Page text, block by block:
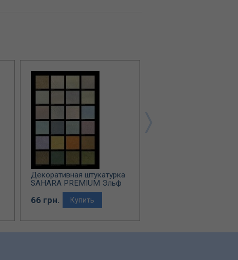
Декоративная штукатурка
SAHARA PREMIUM Эльф
66 грн. Купить